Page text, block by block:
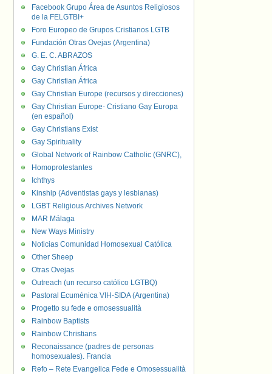
Facebook Grupo Área de Asuntos Religiosos
de la FELGTBI+
Foro Europeo de Grupos Cristianos LGTB
Fundación Otras Ovejas (Argentina)
G. E. C. ABRAZOS
Gay Christian África
Gay Christian África
Gay Christian Europe (recursos y direcciones)
Gay Christian Europe- Cristiano Gay Europa
(en español)
Gay Christians Exist
Gay Spirituality
Global Network of Rainbow Catholic (GNRC),
Homoprotestantes
Ichthys
Kinship (Adventistas gays y lesbianas)
LGBT Religious Archives Network
MAR Málaga
New Ways Ministry
Noticias Comunidad Homosexual Católica
Other Sheep
Otras Ovejas
Outreach (un recurso católico LGTBQ)
Pastoral Ecuménica VIH-SIDA (Argentina)
Progetto su fede e omosessualità
Rainbow Baptists
Rainbow Christians
Reconaissance (padres de personas
homosexuales). Francia
Refo – Rete Evangelica Fede e Omosessualità